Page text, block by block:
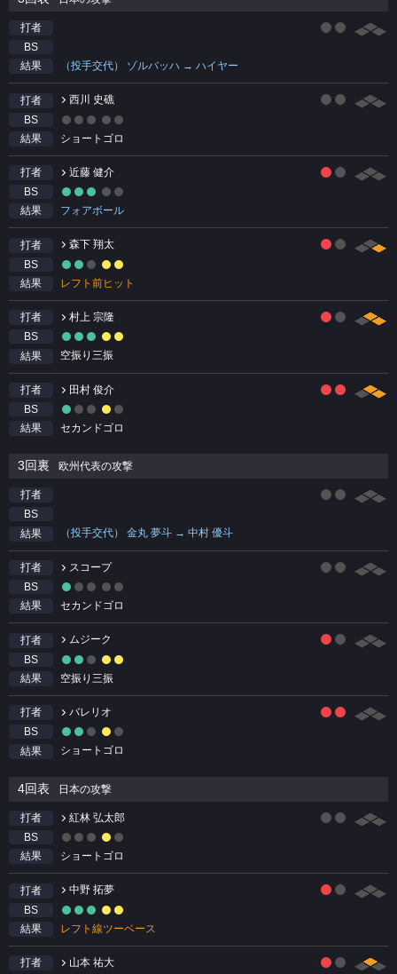
打者
BS
結果
（投手交代） ゾルバッハ → ハイヤー
打者
西川 史礁
BS
結果
ショートゴロ
打者
近藤 健介
BS
結果
フォアボール
打者
森下 翔太
BS
結果
レフト前ヒット
打者
村上 宗隆
BS
結果
空振り三振
打者
田村 俊介
BS
結果
セカンドゴロ
3回裏 欧州代表の攻撃
打者
BS
結果
（投手交代） 金丸 夢斗 → 中村 優斗
打者
スコープ
BS
結果
セカンドゴロ
打者
ムジーク
BS
結果
空振り三振
打者
バレリオ
BS
結果
ショートゴロ
4回表 日本の攻撃
打者
紅林 弘太郎
BS
結果
ショートゴロ
打者
中野 拓夢
BS
結果
レフト線ツーベース
打者 山本 祐大